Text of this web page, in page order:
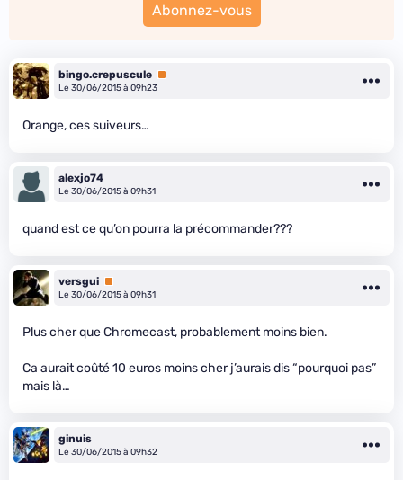
Abonnez-vous
bingo.crepuscule Premium
Le 30/06/2015 à 09h23
Orange, ces suiveurs…
alexjo74
Le 30/06/2015 à 09h31
quand est ce qu’on pourra la précommander???
versgui Premium
Le 30/06/2015 à 09h31
Plus cher que Chromecast, probablement moins bien.
Ca aurait coûté 10 euros moins cher j’aurais dis “pourquoi pas”
mais là…
ginuis
Le 30/06/2015 à 09h32